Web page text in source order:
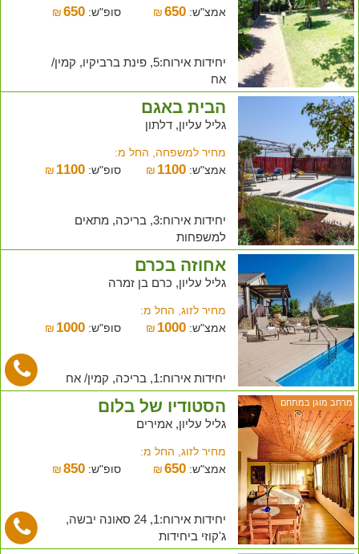
אמצ"ש:
₪650 סופ"ש: ₪ 650
יחידות אירוח:5, פינת ברביקיו, קמין/
אח
הבית באגם
גליל עליון, דלתון
מחיר למשפחה, החל מ:
אמצ"ש:
₪ 1100 סופ"ש: ₪ 1100
יחידות אירוח:3, בריכה, מתאים
למשפחות
אחוזה בכרם
גליל עליון, כרם בן זמרה
מחיר לזוג, החל מ:
אמצ"ש:
₪ 1000 סופ"ש: ₪ 1000
יחידות אירוח:1, בריכה, קמין/ אח
מרחב מוגן במתחם הסטודיו של בלום
גליל עליון, אמירים
מחיר לזוג, החל מ:
אמצ"ש:
₪650 סופ"ש: ₪ 850
יחידות אירוח:1, 24 סאונה יבשה,
ג'קוזי ביחידות